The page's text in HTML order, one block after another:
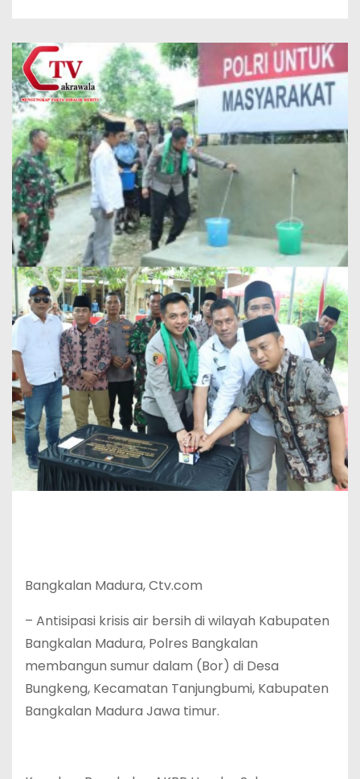
Bangkalan Madura, Ctv.com
– Antisipasi krisis air bersih di wilayah Kabupaten
Bangkalan Madura, Polres Bangkalan
membangun sumur dalam (Bor) di Desa
Bungkeng, Kecamatan Tanjungbumi, Kabupaten
Bangkalan Madura Jawa timur.